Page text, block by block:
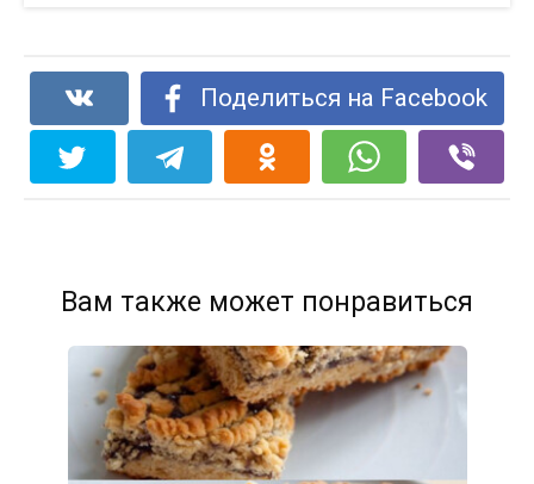
Поделиться на Facebook
Вам также может понравиться